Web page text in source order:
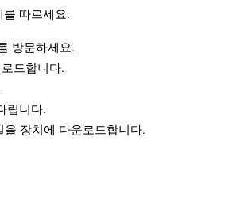
따르세요.
방문하세요.
드합니다.
립니다.
을 장치에 다운로드합니다.